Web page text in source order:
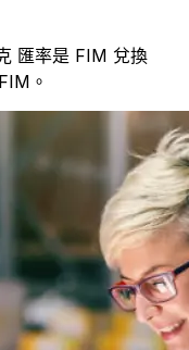
匯率是 FIM 兌換
。